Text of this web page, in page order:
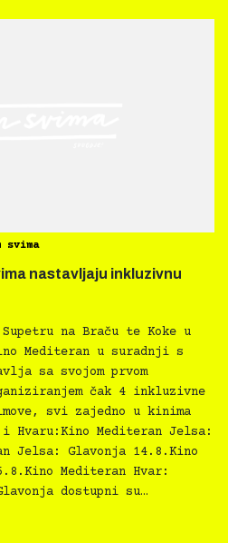
svima
nastavljaju inkluzivnu
na Braču te Koke u
Mediteran u suradnji s
sa svojom prvom
čak 4 inkluzivne
svi zajedno u kinima
Hvaru:Kino Mediteran Jelsa:
Jelsa: Glavonja 14.8.Kino
Mediteran Hvar:
dostupni su…